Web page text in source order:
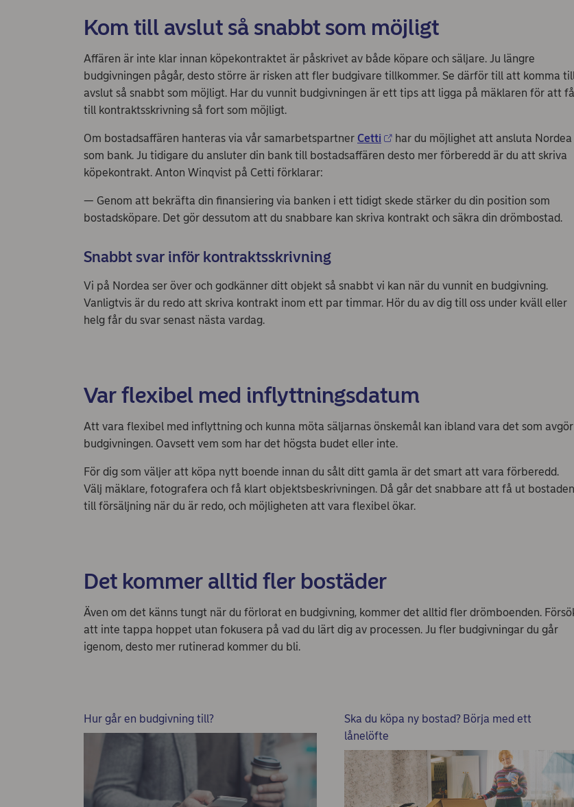
Kom till avslut så snabbt som möjligt
Affären är inte klar innan köpekontraktet är påskrivet av både köpare och säljare. Ju längre
budgivningen pågår, desto större är risken att fler budgivare tillkommer. Se därför till att komma
avslut så snabbt som möjligt. Har du vunnit budgivningen är ett tips att ligga på mäklaren för att få
till kontraktsskrivning så fort som möjligt.
Om bostadsaffären hanteras via vår samarbetspartner Cetti
har du möjlighet att ansluta Nordea
som bank. Ju tidigare du ansluter din bank till bostadsaffären desto mer förberedd är du att skriva
köpekontrakt. Anton Winqvist på Cetti förklarar:
— Genom att bekräfta din finansiering via banken i ett tidigt skede stärker du din position som
bostadsköpare. Det gör dessutom att du snabbare kan skriva kontrakt och säkra din drömbostad.
Snabbt svar inför kontraktsskrivning
Vi på Nordea ser över och godkänner ditt objekt så snabbt vi kan när du vunnit en budgivning.
Vanligtvis är du redo att skriva kontrakt inom ett par timmar. Hör du av dig till oss under kväll eller
helg får du svar senast nästa vardag.
Var flexibel med inflyttningsdatum
Att vara flexibel med inflyttning och kunna möta säljarnas önskemål kan ibland vara det som avgör
budgivningen. Oavsett vem som har det högsta budet eller inte.
För dig som väljer att köpa nytt boende innan du sålt ditt gamla är det smart att vara förberedd.
Välj mäklare, fotografera och få klart objektsbeskrivningen. Då går det snabbare att få ut bostaden
till försäljning när du är redo, och möjligheten att vara flexibel ökar.
Det kommer alltid fler bostäder
Även om det känns tungt när du förlorat en budgivning, kommer det alltid fler drömboenden.
att inte tappa hoppet utan fokusera på vad du lärt dig av processen. Ju fler budgivningar du går
igenom, desto mer rutinerad kommer du bli.
Hur går en budgivning till?
Ska du köpa ny bostad? Börja med ett
lånelöfte